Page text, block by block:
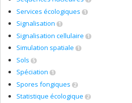
Services écologiques 1
Signalisation 1
Signalisation cellulaire 1
Simulation spatiale 1
Sols 5
Spéciation 1
Spores fongiques 2
Statistique écologique 2